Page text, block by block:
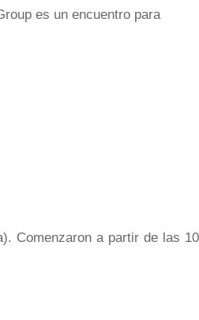
es un encuentro para
Comenzaron a partir de las 10